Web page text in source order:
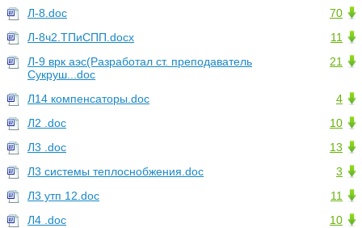
70
Л-8.doc
11
Л-8ч2.ТПиСПП.docx
21
Л-9 врк аэс(Разработал ст. преподаватель
Сукруш...doc
4
Л14 компенсаторы.doc
10
Л2 .doc
13
Л3 .doc
3
Л3 системы теплоснобжения.doc
11
Л3 утп 12.doc
10
Л4 .doc